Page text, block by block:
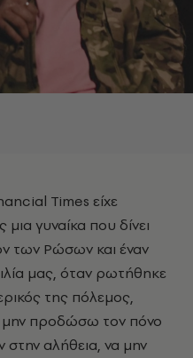
γυναίκα που δίνει
των Ρώσων και έναν
μας, όταν ρωτήθηκε
της πόλεμος,
μην προδώσω τον πόνο
αλήθεια, να μην